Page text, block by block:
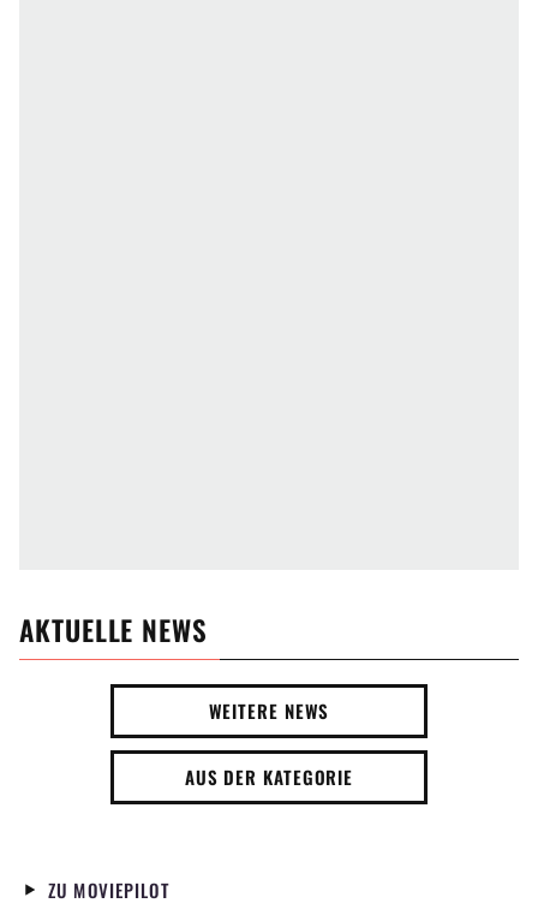
AKTUELLE NEWS
WEITERE NEWS
AUS DER KATEGORIE
ZU MOVIEPILOT